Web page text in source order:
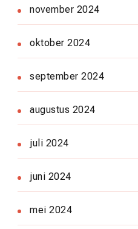
november 2024
oktober 2024
september 2024
augustus 2024
juli 2024
juni 2024
mei 2024